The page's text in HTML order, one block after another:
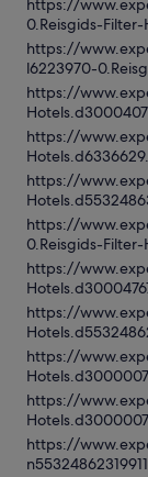
https://
0.Reisgids-Filter-
https://
l6223970-
https://
https://
https://
https://
0.Reisgids-Filter-
https://
https://
https://
https://
https://